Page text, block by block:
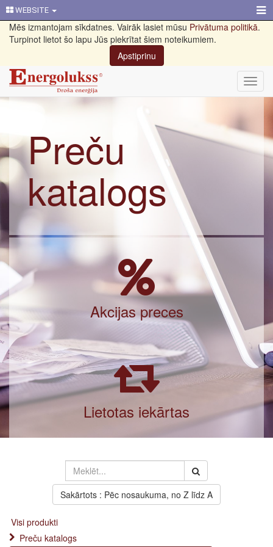
WEBSITE
Mēs izmantojam sīkdatnes. Vairāk lasiet mūsu Privātuma politikā.
Turpinot lietot šo lapu Jūs piekrītat šiem noteikumiem.
Apstiprinu
Preču
katalogs
Akcijas preces
Lietotas iekārtas
Sakārtots : Pēc nosaukuma, no Z līdz A
Visi produkti
Preču katalogs